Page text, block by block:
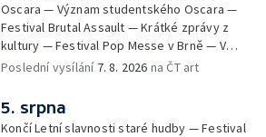
Oscara — Význam studentského Oscara —
Festival Brutal Assault — Krátké zprávy z
kultury — Festival Pop Messe v Brně — V
Opavě promítají Odysseu z filmového pásu
Poslední vysílání 7. 8. 2026 na ČT art
5. srpna
Končí Letní slavnosti staré hudby — Festival